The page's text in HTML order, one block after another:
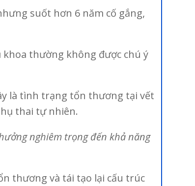
suốt hơn 6 năm cố gắng,
khoa thường không được chú ý
là tình trạng tổn thương tại vết
thai tự nhiên.
nghiêm trọng đến khả năng
thương và tái tạo lại cấu trúc